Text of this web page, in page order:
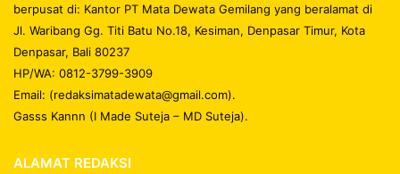
berpusat di: Kantor PT Mata Dewata Gemilang yang beralamat di
Jl. Waribang Gg. Titi Batu No.18, Kesiman, Denpasar Timur, Kota
Denpasar, Bali 80237
HP/WA: 0812-3799-3909
Email: (redaksimatadewata@gmail.com).
Gasss Kannn (I Made Suteja – MD Suteja).
ALAMAT REDAKSI